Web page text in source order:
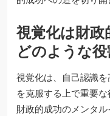
視覚化は財
どのような
視覚化は、自己認識
を克服する上で重要
財政的成功のメンタ